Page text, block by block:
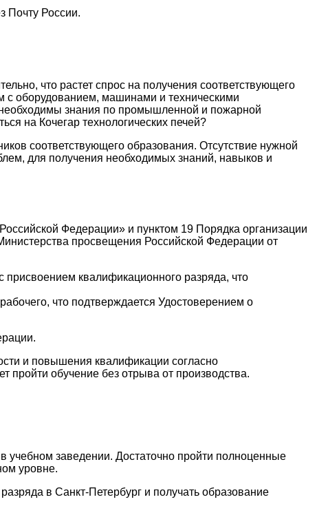
Почту России.
что растет спрос на получения соответствующего
с оборудованием, машинами и техническими
необходимы знания по промышленной и пожарной
на Кочегар технологических печей?
соответствующего образования. Отсутствие нужной
для получения необходимых знаний, навыков и
Федерации» и пунктом 19 Порядка организации
просвещения Российской Федерации от
квалификационного разряда, что
что подтверждается Удостоверением о
и повышения квалификации согласно
обучение без отрыва от производства.
учебном заведении. Достаточно пройти полноценные
уровне.
в Санкт-Петербург и получать образование